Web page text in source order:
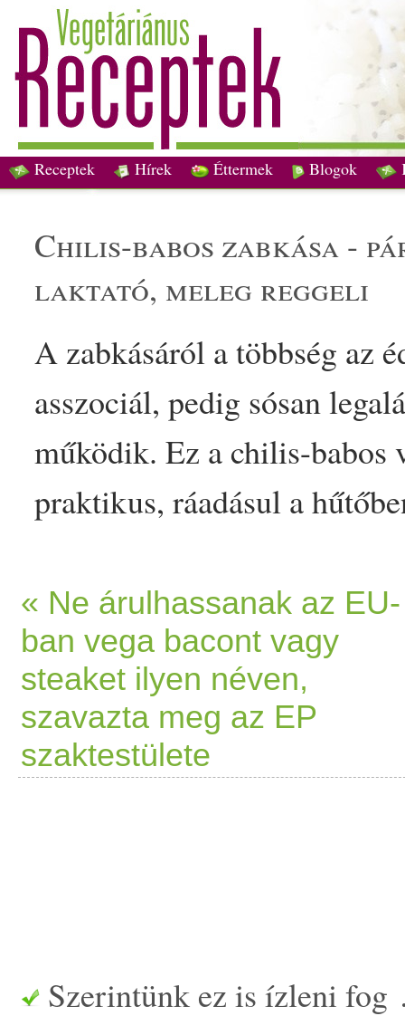
Receptek Hírek Éttermek Blogok
chilis-baboszabkása -
laktató, meleg reggeli
A zabkásáról a többség az
asszociál, pedig sósan
működik. Ez a chilis-babos
praktikus, ráadásul a
gyorsan raknál össze
chilis-bab oszabkását!
hidd el,… The postChili
elkészül a laktató,
« Ne árulhassanak az EU-
ban vega bacont vagy
steaket ilyen néven,
szavazta meg az EP
szaktestülete
Szerintünk ez is ízleni